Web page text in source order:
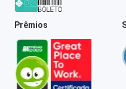
Prêmios